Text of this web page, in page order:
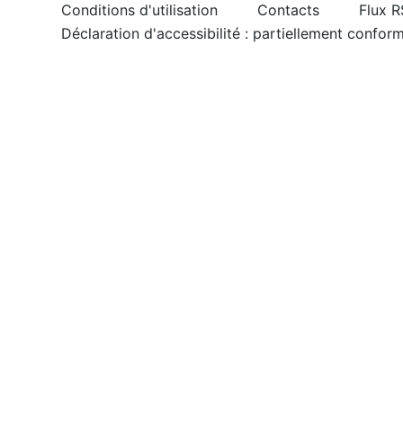
Conditions d'utilisation Contacts
Flux
Déclaration d'accessibilité : partiellement